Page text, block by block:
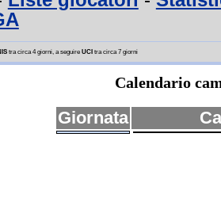
tra circa 4 giorni, a seguire UCI tra circa 7 giorni
Calendario
Giornata